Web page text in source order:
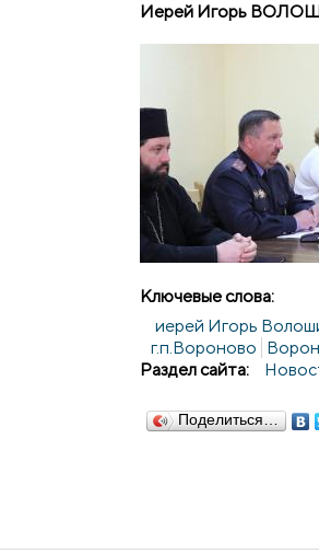
Иерей Игорь
Ключевые слова:
иерей Игорь
г.п.Вороново
Раздел сайта:
Поделиться…